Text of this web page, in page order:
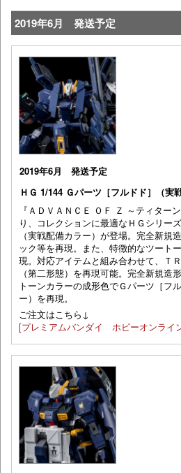
2019年6月 発送予定
2019年6月 発送予定
ＨＧ 1/144 Ｇパーツ［フルドド］（実
『ＡＤＶＡＮＣＥ ＯＦ Ｚ ～ティター
り、コレクションに最適なＨＧシリー
（実戦配備カラー）が登場。完全新規
ック等を再現。また、特徴的なツート
現。対応アイテムと組み合わせて、Ｔ
（第二形態）を再現可能。完全新規造
トーンカラーの成形色でＧパーツ［フ
ー）を再現。
ご注文はこちら↓
[プレミアムバンダイ ホビーオンライ